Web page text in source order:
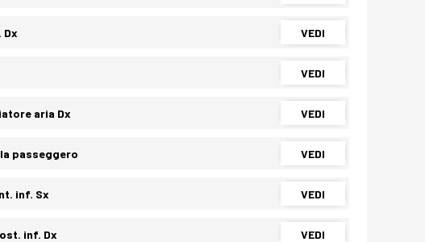
Dx VEDI
VEDI
aria Dx VEDI
passeggero VEDI
inf. Sx VEDI
inf. Dx VEDI